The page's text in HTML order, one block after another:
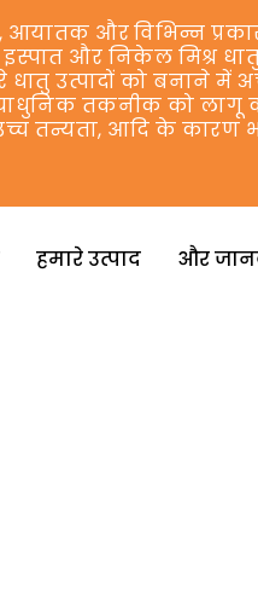
आयातक और विभिन्न
इस्पात और निकेल मिश्र
धातु उत्पादों को बनाने में
तकनीक को
तन्यता, आदि के कारण
हमारे उत्पाद और